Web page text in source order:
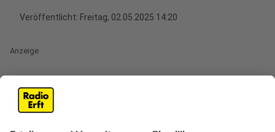
Veröffentlicht: Freitag, 02.05.2025 14:20
Anzeige
Suche nach 36-Jährigem eingestellt